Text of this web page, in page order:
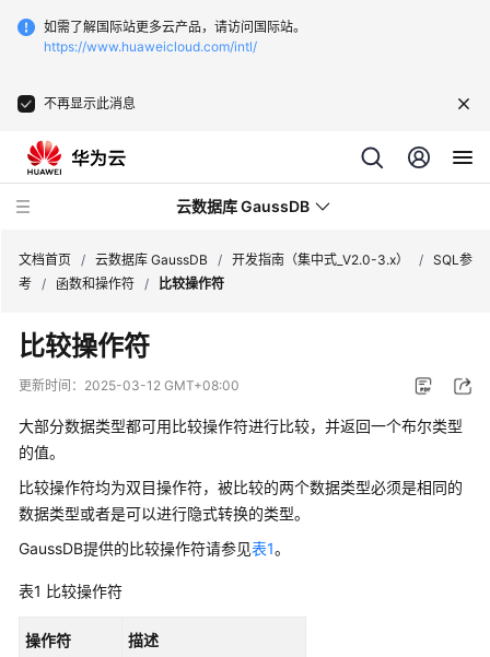
如需了解国际站更多云产品，请访问国际站。
https://www.huaweicloud.com/intl/
不再显示此消息
云数据库 GaussDB
最
新
动
服
公
告
品
绍
文档首页 / 云数据库 GaussDB / 开发指南（集中式_V2.0-3.x） / SQL参
考 / 函数和操作符 / 比较操作符
比较操作符
更新时间： 2025-03-12 GMT+08:00
大部分数据类型都可用比较操作符进行比较，并返回一个布尔类型
的值。
比较操作符均为双目操作符，被比较的两个数据类型必须是相同的
数据类型或者是可以进行隐式转换的类型。
GaussDB提供的比较操作符请参见表1。
表1 比较操作符
操作符 描述